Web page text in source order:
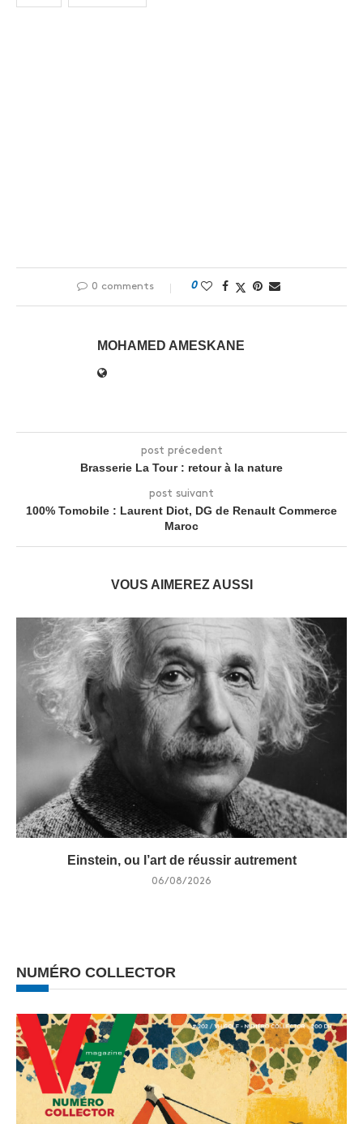
0 comments 0
MOHAMED AMESKANE
post précedent
Brasserie La Tour : retour à la nature
post suivant
100% Tomobile : Laurent Diot, DG de Renault Commerce
Maroc
VOUS AIMEREZ AUSSI
Einstein, ou l’art de réussir autrement
06/08/2026
NUMÉRO COLLECTOR